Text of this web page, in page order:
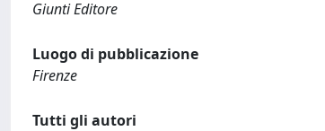
Giunti Editore
Luogo di pubblicazione
Firenze
Tutti gli autori